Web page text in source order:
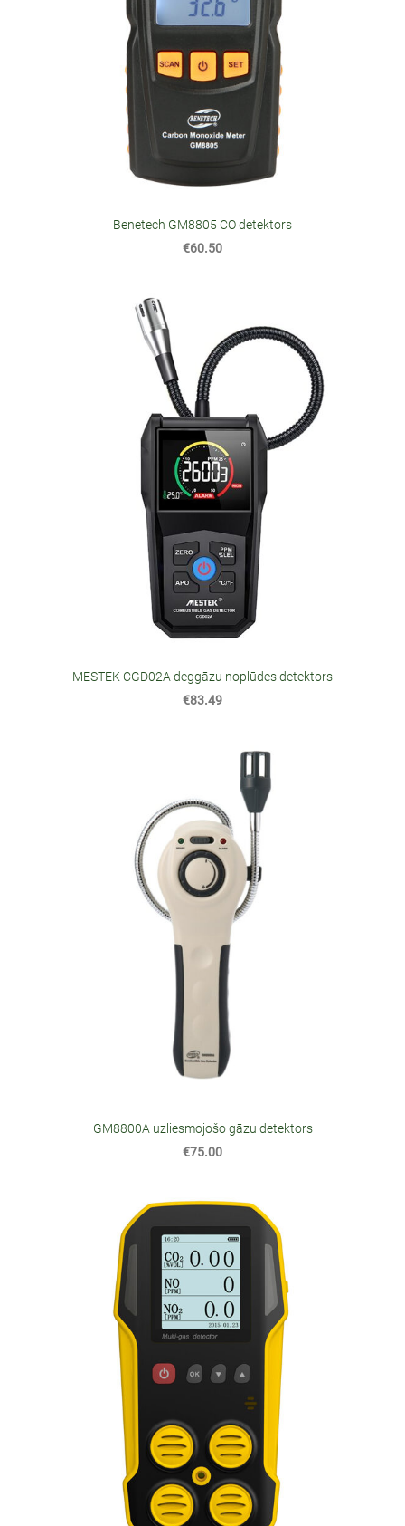
Benetech GM8805 CO detektors
€60.50
MESTEK CGD02A deggāzu noplūdes detektors
€83.49
GM8800A uzliesmojošo gāzu detektors
€75.00